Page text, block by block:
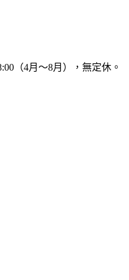
（4月～8月），無定休。